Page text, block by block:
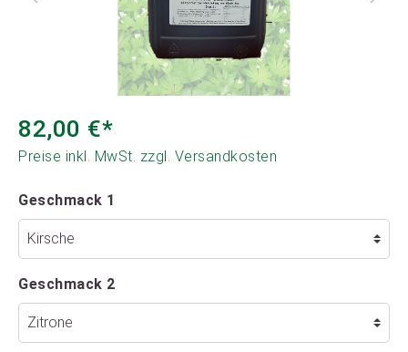
82,00 €*
Preise inkl. MwSt. zzgl. Versandkosten
Geschmack 1
Geschmack 2